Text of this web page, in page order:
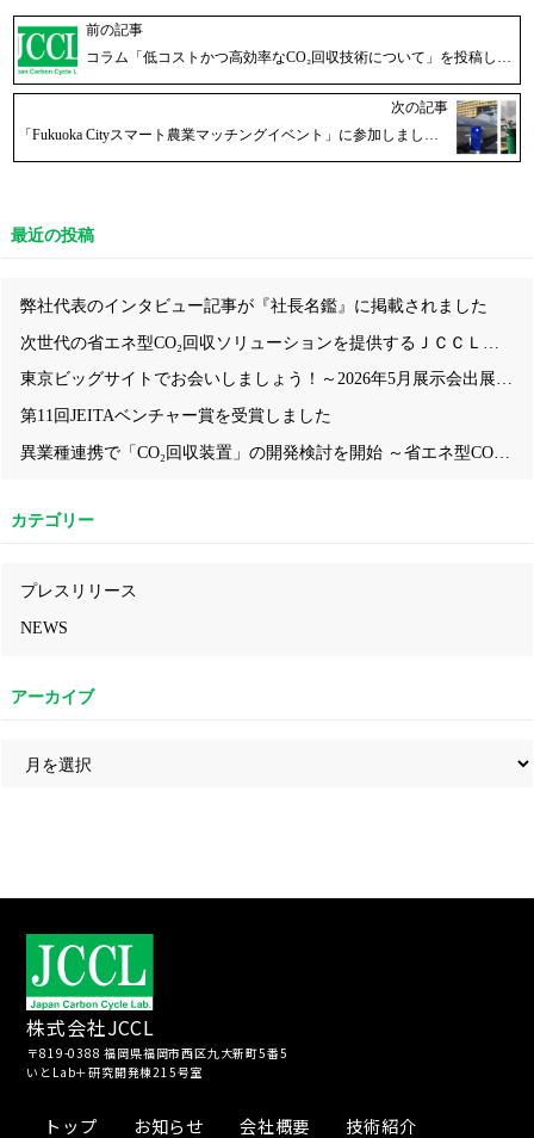
前の記事
次の記事
最近の投稿
弊社代表のインタビュー記事が『社長名鑑』に掲載されました
東京ビッグサイトでお会いしましょう！～2026年5月展示会出展情報～
第11回JEITAベンチャー賞を受賞しました
カテゴリー
プレスリリース
NEWS
アーカイブ
株式会社JCCL
〒819-0388 福岡県福岡市西区九大新町5番5
いとLab＋研究開発棟215号室
トップ お知らせ 会社概要 技術紹介